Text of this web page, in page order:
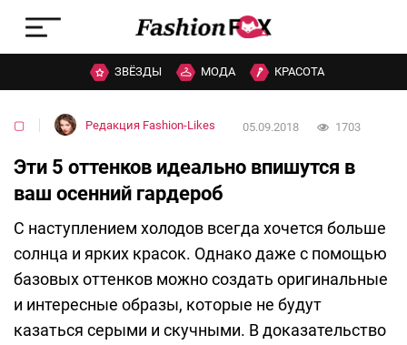
ЗВЁЗДЫ МОДА КРАСОТА
▢ Редакция Fashion-Likes 05.09.2018 1703
Эти 5 оттенков идеально впишутся в
ваш осенний гардероб
С наступлением холодов всегда хочется больше
солнца и ярких красок. Однако даже с помощью
базовых оттенков можно создать оригинальные
и интересные образы, которые не будут
казаться серыми и скучными. В доказательство